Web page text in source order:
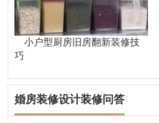
小户型厨房旧房翻新装修技
巧
婚房装修设计装修问答